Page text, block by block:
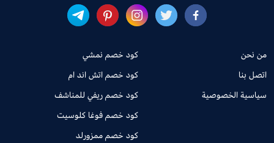
من نحن
اتصل بنا
سياسية الخصوصية
كود خصم نمشي
كود خصم اتش اند ام
كود خصم ريفي للمناشف
كود خصم فوغا كلوسيت
كود خصم ممزورلد